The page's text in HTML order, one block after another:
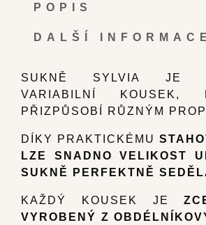
POPIS
DALŠÍ INFORMACE
SUKNĚ SYLVIA JE
VARIABILNÍ KOUSEK,
PŘIZPŮSOBÍ RŮZNÝM
DÍKY PRAKTICKÉMU
LZE SNADNO VELIKOST
SUKNĚ PERFEKTNĚ
KAŽDÝ KOUSEK JE
VYROBENÝ Z